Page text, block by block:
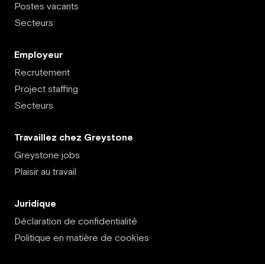
Postes vacants
Secteurs
Employeur
Recrutement
Project staffing
Secteurs
Travaillez chez Greystone
Greystone jobs
Plaisir au travail
Juridique
Déclaration de confidentialité
Politique en matière de cookies